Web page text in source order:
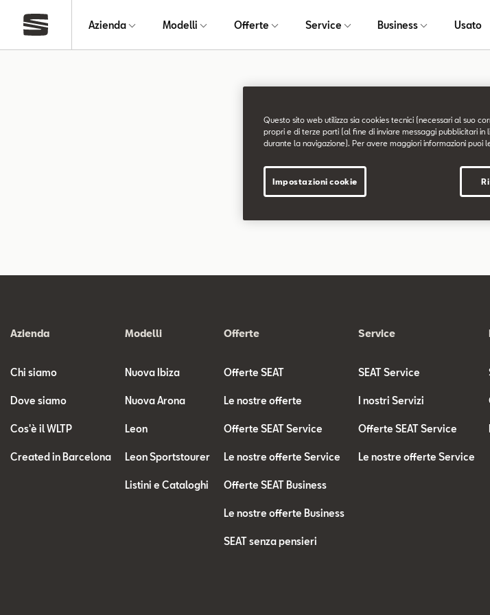
Azienda Modelli Offerte Service Business Usato
Pagina non trovata
Puoi continuare a esplorare il sito usando il
Azienda
Chi siamo
Dove siamo
Cos'è il WLTP
Created in Barcelona
Modelli
Nuova Ibiza
Nuova Arona
Leon
Leon Sportstourer
Listini e Cataloghi
Offerte
Offerte SEAT
Le nostre offerte
Offerte SEAT Service
Le nostre offerte Service
Offerte SEAT Business
Le nostre offerte Business
SEAT senza pensieri
Service
SEAT Service
I nostri Servizi
Offerte SEAT Service
Le nostre offerte Service
Questo sito web utilizza sia cookies tecnici (necessari al suo
propri e di terze parti (al fine di inviare messaggi pubblicitari
durante la navigazione). Per avere maggiori informazioni puoi
Impostazioni cookie